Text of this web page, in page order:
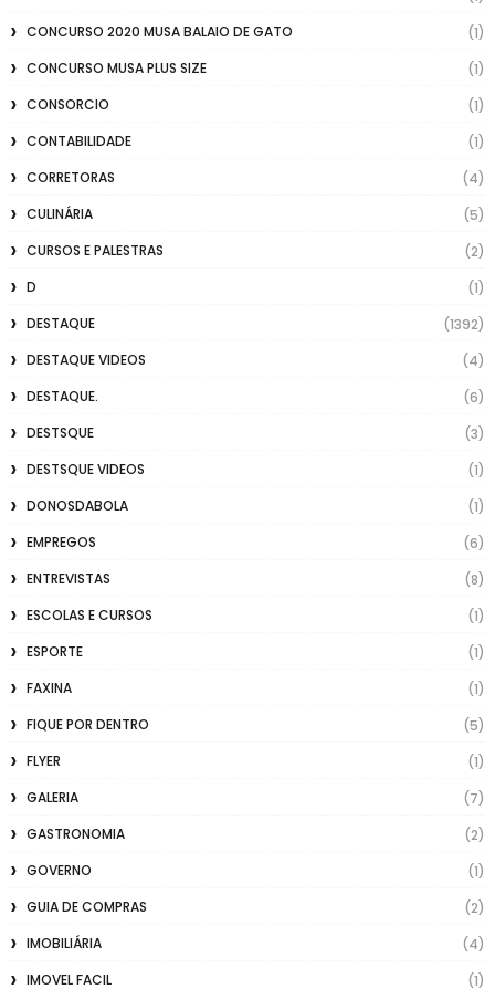
CONCURSO 2020 MUSA BALAIO DE GATO
(1)
CONCURSO MUSA PLUS SIZE
(1)
CONSORCIO
(1)
CONTABILIDADE
(1)
CORRETORAS
(4)
CULINÁRIA
(5)
CURSOS E PALESTRAS
(2)
D
(1)
DESTAQUE
(1392)
DESTAQUE VIDEOS
(4)
DESTAQUE.
(6)
DESTSQUE
(3)
DESTSQUE VIDEOS
(1)
DONOSDABOLA
(1)
EMPREGOS
(6)
ENTREVISTAS
(8)
ESCOLAS E CURSOS
(1)
ESPORTE
(1)
FAXINA
(1)
FIQUE POR DENTRO
(5)
FLYER
(1)
GALERIA
(7)
GASTRONOMIA
(2)
GOVERNO
(1)
GUIA DE COMPRAS
(2)
IMOBILIÁRIA
(4)
IMOVEL FACIL
(1)